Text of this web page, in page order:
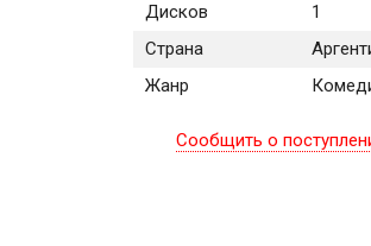
Дисков
1
Страна
Жанр
Сообщить о